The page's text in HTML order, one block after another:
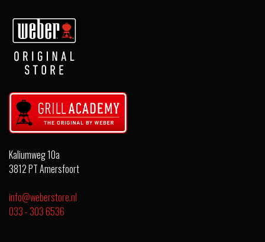
Kaliumweg 10a
3812 PT Amersfoort
info@weberstore.nl
033 - 303 6536